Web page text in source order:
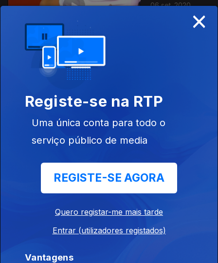
06 set. 2020
22 ago. 2020
×
Registe-se na RTP
Uma única conta para todo o
serviço público de media
REGISTE-SE AGORA
Quero registar-me mais tarde
Entrar (utilizadores registados)
Vantagens